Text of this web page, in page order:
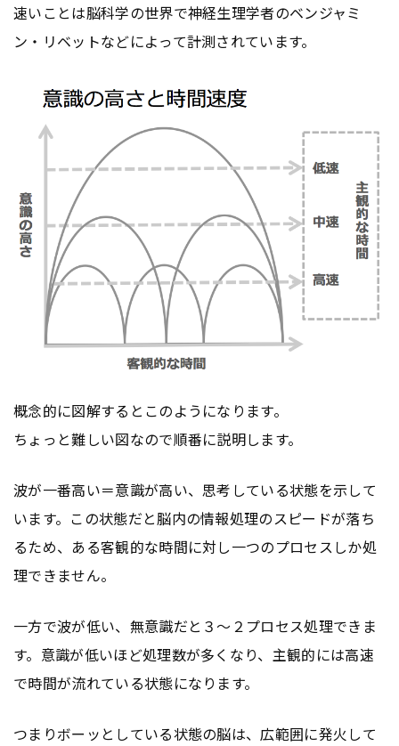
速いことは脳科学の世界で神経生理学者のベンジャミ
ン・リベットなどによって計測されています。
概念的に図解するとこのようになります。
ちょっと難しい図なので順番に説明します。
波が一番高い＝意識が高い、思考している状態を示して
います。この状態だと脳内の情報処理のスピードが落ち
るため、ある客観的な時間に対し一つのプロセスしか処
理できません。
一方で波が低い、無意識だと３〜２プロセス処理できま
す。意識が低いほど処理数が多くなり、主観的には高速
で時間が流れている状態になります。
つまりボーッとしている状態の脳は、広範囲に発火して